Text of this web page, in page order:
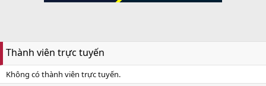
Thành viên trực tuyến
Không có thành viên trực tuyến.